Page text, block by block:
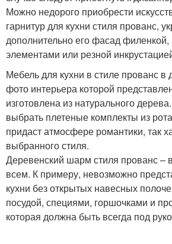
Можно недорого приобрести
гарнитур для кухни стиля прованс,
дополнительно его фасад
элементами или резной
Мебель для кухни в стиле прованс
фото интерьера которой
изготовлена из натурального
выбрать плетеные комплекты из
придаст атмосфере романтики, так
выбранного стиля.
Деревенский шарм стиля прованс –
всем. К примеру, невозможно
кухни без открытых навесных
посудой, специями, горшочками и
которая должна быть всегда под